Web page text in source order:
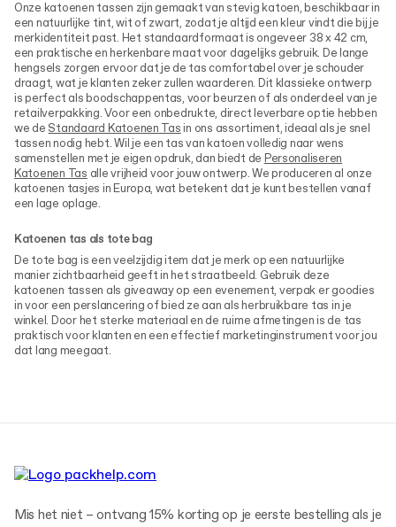
Onze katoenen tassen zijn gemaakt van stevig katoen, beschikbaar in
een natuurlijke tint, wit of zwart, zodat je altijd een kleur vindt die bij je
merkidentiteit past. Het standaardformaat is ongeveer 38 x 42 cm,
een praktische en herkenbare maat voor dagelijks gebruik. De lange
hengsels zorgen ervoor dat je de tas comfortabel over je schouder
draagt, wat je klanten zeker zullen waarderen. Dit klassieke ontwerp
is perfect als boodschappentas, voor beurzen of als onderdeel van je
retailverpakking. Voor een onbedrukte, direct leverbare optie hebben
we de Standaard Katoenen Tasin ons assortiment, ideaal als je snel
tassen nodig hebt. Wil je een tas van katoen volledig naar wens
samenstellen met je eigen opdruk, dan biedt de Personaliseren
Katoenen Tas alle vrijheid voor jouw ontwerp. We produceren al onze
katoenen tasjes in Europa, wat betekent dat je kunt bestellen vanaf
een lage oplage.
Katoenen tas als tote bag
De tote bag is een veelzijdig item dat je merk op een natuurlijke
manier zichtbaarheid geeft in het straatbeeld. Gebruik deze
katoenen tassen als giveaway op een evenement, verpak er goodies
in voor een perslancering of bied ze aan als herbruikbare tas in je
winkel. Door het sterke materiaal en de ruime afmetingen is de tas
praktisch voor klanten en een effectief marketinginstrument voor jou
dat lang meegaat.
Mis het niet – ontvang 15% korting op je eerste bestelling als je